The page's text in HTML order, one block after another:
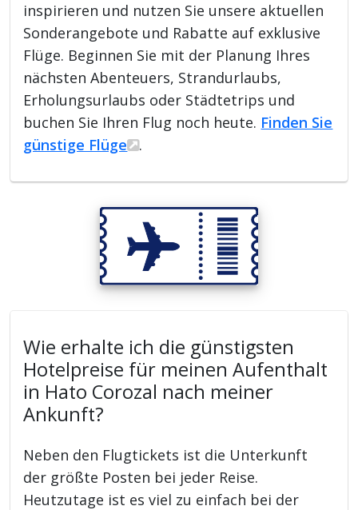
inspirieren und nutzen Sie unsere aktuellen
Sonderangebote und Rabatte auf exklusive
Flüge. Beginnen Sie mit der Planung Ihres
nächsten Abenteuers, Strandurlaubs,
Erholungsurlaubs oder Städtetrips und
buchen Sie Ihren Flug noch heute. Finden Sie
günstige Flüge
.
Wie erhalte ich die günstigsten
Hotelpreise für meinen Aufenthalt
in Hato Corozal nach meiner
Ankunft?
Neben den Flugtickets ist die Unterkunft
der größte Posten bei jeder Reise.
Heutzutage ist es viel zu einfach bei der